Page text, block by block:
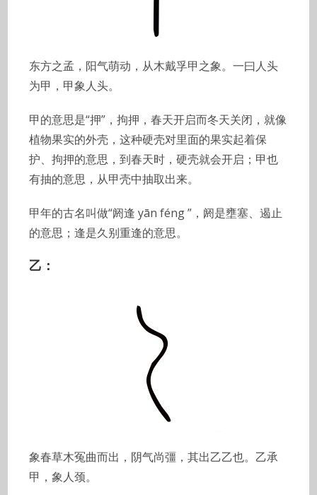
东方之孟，阳气萌动，从木戴孚甲之象。一曰人头
为甲，甲象人头。
甲的意思是“押”，拘押，春天开启而冬天关闭，就像
植物果实的外壳，这种硬壳对里面的果实起着保
护、拘押的意思，到春天时，硬壳就会开启；甲也
有抽的意思，从甲壳中抽取出来。
甲年的古名叫做“阏逢 yān féng ”，阏是壅塞、遏止
的意思；逢是久别重逢的意思。
乙：
象春草木冤曲而出，阴气尚彊，其出乙乙也。乙承
甲，象人颈。